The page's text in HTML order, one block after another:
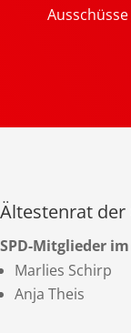
Ältestenrat der
SPD-Mitglieder
Marlies Schirp
Anja Theis